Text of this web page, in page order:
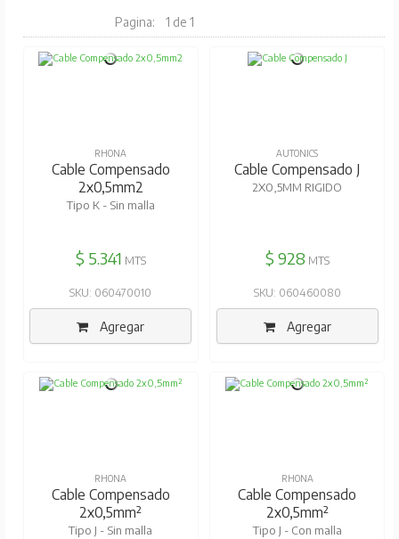
Pagina: 1 de 1
RHONA
Cable Compensado
2x0,5mm2
Tipo K - Sin malla
$ 5.341 MTS
SKU: 060470010
Agregar
AUTONICS
Cable Compensado J
2X0,5MM RIGIDO
$ 928 MTS
SKU: 060460080
Agregar
RHONA
Cable Compensado
2x0,5mm²
Tipo J - Sin malla
RHONA
Cable Compensado
2x0,5mm²
Tipo J - Con malla